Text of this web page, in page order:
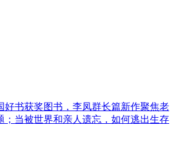
好书获奖图书，李凤群长篇新作聚焦老
；当被世界和亲人遗忘，如何逃出生存